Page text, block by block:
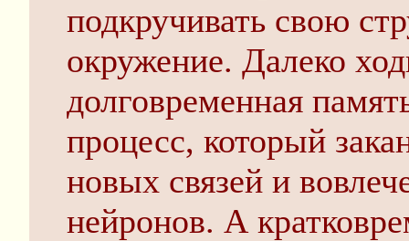
подкручивать свою
окружение. Далеко
долговременная
процесс, который
новых связей и
нейронов. А